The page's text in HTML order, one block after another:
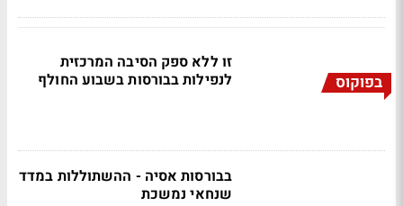
בפוקוס
זו ללא ספק הסיבה המרכזית
לנפילות בבורסות בשבוע החולף
בבורסות אסיה - ההשתוללות במדד
שנחאי נמשכת